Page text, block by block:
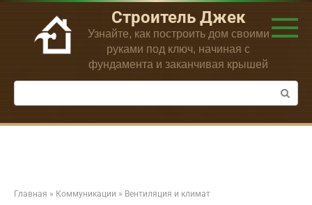
Перейти
контенту
Строитель Джек
Узнайте, как построить дом своими
руками под ключ, начиная с
фундамента и заканчивая крышей
Поиск:
Главная » Коммуникации » Вентиляция и климат